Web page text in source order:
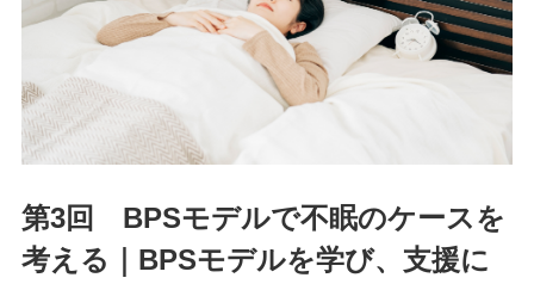
第3回 BPSモデルで不眠のケースを
考える｜BPSモデルを学び、支援に